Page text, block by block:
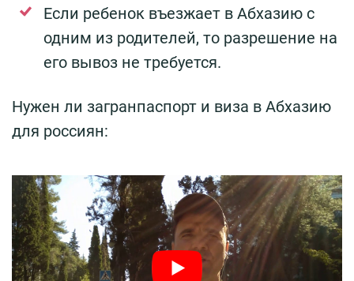
Если ребенок въезжает в Абхазию с
одним из родителей, то разрешение на
его вывоз не требуется.
Нужен ли загранпаспорт и виза в Абхазию
для россиян: